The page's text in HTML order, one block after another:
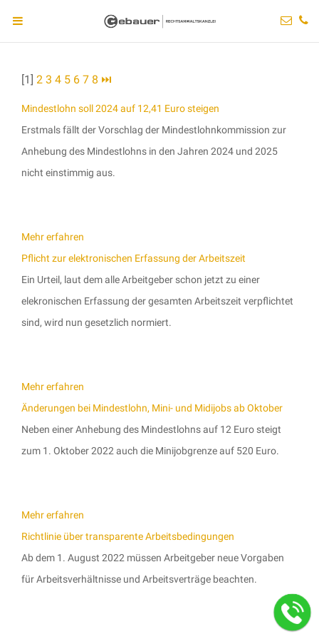
[1] 2 3 4 5 6 7 8 ⏭
Mindestlohn soll 2024 auf 12,41 Euro steigen
Erstmals fällt der Vorschlag der Mindestlohnkommission zur
Anhebung des Mindestlohns in den Jahren 2024 und 2025
nicht einstimmig aus.
Mehr erfahren
Pflicht zur elektronischen Erfassung der Arbeitszeit
Ein Urteil, laut dem alle Arbeitgeber schon jetzt zu einer
elekronischen Erfassung der gesamten Arbeitszeit verpflichtet
sind, wird nun gesetzlich normiert.
Mehr erfahren
Änderungen bei Mindestlohn, Mini- und Midijobs ab Oktober
Neben einer Anhebung des Mindestlohns auf 12 Euro steigt
zum 1. Oktober 2022 auch die Minijobgrenze auf 520 Euro.
Mehr erfahren
Richtlinie über transparente Arbeitsbedingungen
Ab dem 1. August 2022 müssen Arbeitgeber neue Vorgaben
für Arbeitsverhältnisse und Arbeitsverträge beachten.